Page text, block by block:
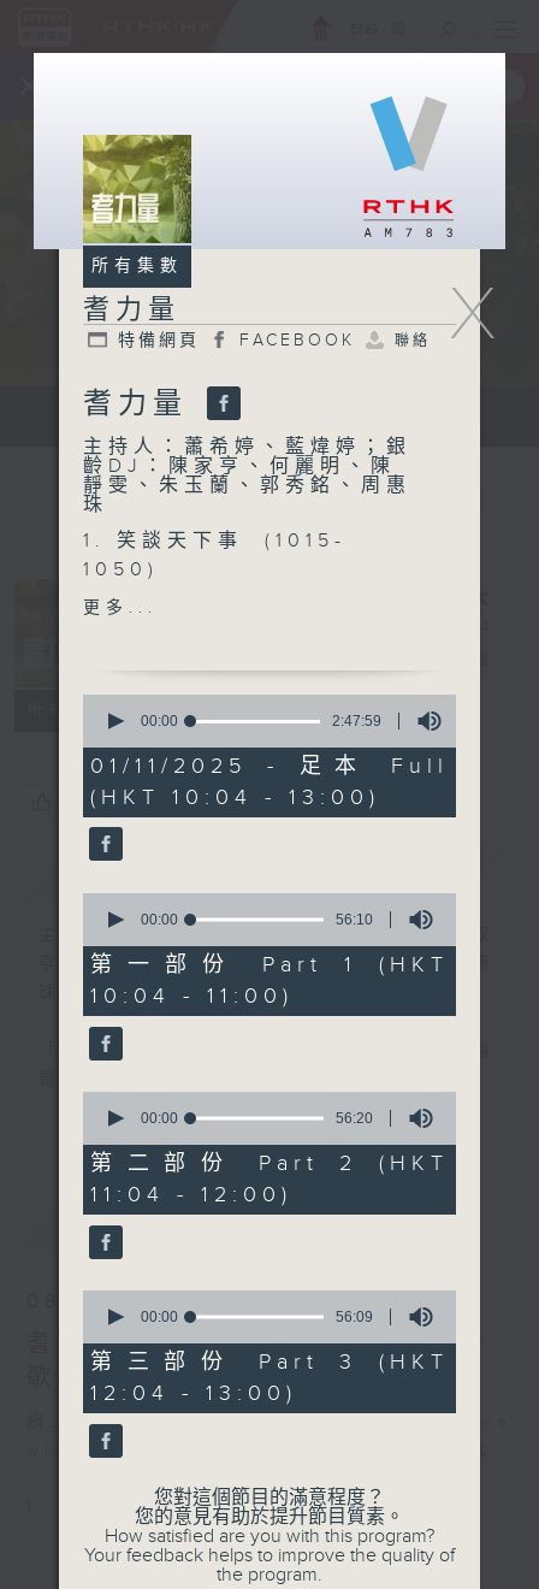
鼓勵長者增加自信、發揮潛能 。
所有集數
耆力量
您喜歡這個節目嗎?
主持人：蕭希婷、藍煒婷；銀齡DJ：陳家
亨、何麗明、陳靜雯、朱玉蘭、郭秀銘、周惠
「聽取你的聲音、重視你的意見」
現代長者不再是孤獨一群，更不是弱勢社群，
因為憑著他們的生活體驗，已是作為後輩的學
習典範。
只要每位長者能重拾童心，人生下半場可以繼
續精彩！
耆力量 >
節目鼓勵長者增加自信、發揮潛
逢星期六上午十時至一時播出
主持：蕭希婷、藍煒婷；銀齡DJ：陳家亨、
何麗明、陳靜雯、朱玉蘭、郭秀銘、周惠珠
更多...
最新 LATEST
耆力量：票選大點唱／國語舊歌(女
歌手篇)
網上直播完畢稍後提供節目重溫。 Archive
will be available after live webcast
X
所有集數
耆力量
特備網頁 FACEBOOK 聯絡
耆力量
主持人：蕭希婷、藍煒婷；銀
齡DJ：陳家亨、何麗明、陳
靜雯、朱玉蘭、郭秀銘、周惠
珠
1. 笑談天下事 (1015-
1050)
精選各地趣聞
3. 銀齡專欄 (1130-1200)
陳靜雯《健康有雯路》
周惠珠-《人生常遇》
4.耆力量專線 (1200-1300)
更多...
seconds
2
hours,
47
minutes,
59
seconds
00:00 2:47:59
01/11/2025 - 足本 Full
(HKT 10:04 - 13:00)
seconds
56
minutes,
10
seconds
00:00 56:10
第一部份 Part 1 (HKT
10:04 - 11:00)
seconds
56
minutes,
20
seconds
00:00 56:20
第二部份 Part 2 (HKT
11:04 - 12:00)
seconds
56
minutes,
9
seconds
00:00 56:09
第三部份 Part 3 (HKT
12:04 - 13:00)
您對這個節目的滿意程度？
您的意見有助於提升節目質素。
How satisfied are you with this program?
Your feedback helps to improve the quality of
the program.